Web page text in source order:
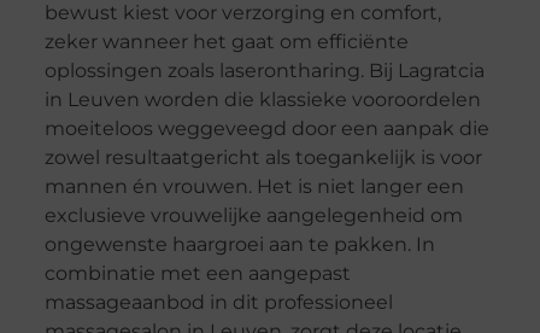
bewust kiest voor verzorging en comfort,
zeker wanneer het gaat om efficiënte
oplossingen zoals laserontharing. Bij Lagratcia
in Leuven worden die klassieke vooroordelen
moeiteloos weggeveegd door een aanpak die
zowel resultaatgericht als toegankelijk is voor
mannen én vrouwen. Het is niet langer een
exclusieve vrouwelijke aangelegenheid om
ongewenste haargroei aan te pakken. In
combinatie met een aangepast
massageaanbod in dit professioneel